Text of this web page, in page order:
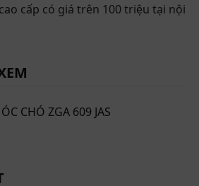
chịu lực tối đa mà không làm mất
của chiếc ghế ăn.
cấp có giá trên 100 triệu tại nội
CHÓ ZGA 609 JAS